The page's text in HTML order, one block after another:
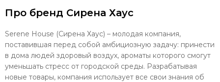
Про бренд Сирена Хаус
Serene House (Сирена Хаус) – молодая компания,
поставившая перед собой амбициозную задачу: принести
в дома людей здоровый воздух, ароматы которого смогут
уменьшать стресс от городской среды. Разрабатывая
новые товары, компания использует все свои знания об